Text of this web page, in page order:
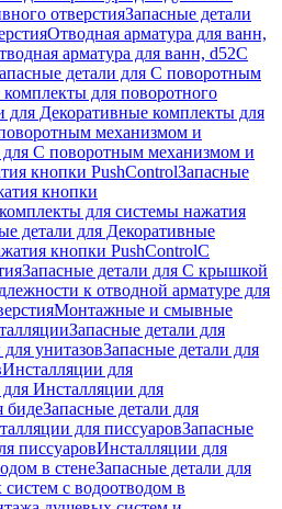
отверстияЗапасные детали
Отводная арматура для ванн,
арматура для ванн, d52С
детали для С поворотным
для поворотного
для Декоративные комплекты для
механизмом и
для С поворотным механизмом и
кнопки PushControlЗапасные
кнопки
для системы нажатия
детали для Декоративные
кнопки PushControlС
Запасные детали для С крышкой
к отводной арматуре для
Монтажные и смывные
Запасные детали для
унитазовЗапасные детали для
Инсталляции для
Инсталляции для
бидеЗапасные детали для
для писсуаровЗапасные
писсуаровИнсталляции для
в стенеЗапасные детали для
с водоотводом в